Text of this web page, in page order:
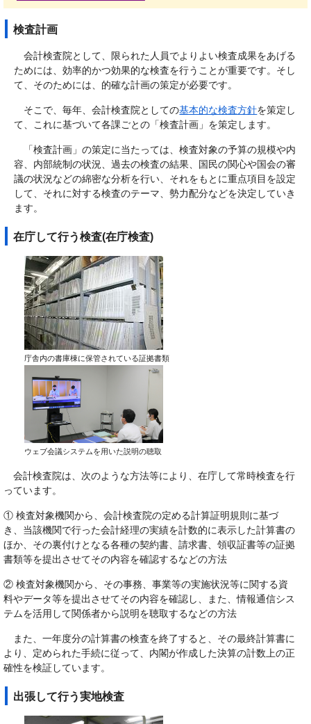
検査計画
会計検査院として、限られた人員でよりよい検査成果をあげる
ためには、効率的かつ効果的な検査を行うことが重要です。そし
て、そのためには、的確な計画の策定が必要です。
そこで、毎年、会計検査院としての基本的な検査方針を策定し
て、これに基づいて各課ごとの「検査計画」を策定します。
「検査計画」の策定に当たっては、検査対象の予算の規模や内
容、内部統制の状況、過去の検査の結果、国民の関心や国会の審
議の状況などの綿密な分析を行い、それをもとに重点項目を設定
して、それに対する検査のテーマ、勢力配分などを決定していき
ます。
在庁して行う検査(在庁検査)
庁舎内の書庫棟に保管されている証拠書類
ウェブ会議システムを用いた説明の聴取
会計検査院は、次のような方法等により、在庁して常時検査を行
っています。
① 検査対象機関から、会計検査院の定める計算証明規則に基づ
き、当該機関で行った会計経理の実績を計数的に表示した計算書の
ほか、その裏付けとなる各種の契約書、請求書、領収証書等の証拠
書類等を提出させてその内容を確認するなどの方法
② 検査対象機関から、その事務、事業等の実施状況等に関する資
料やデータ等を提出させてその内容を確認し、また、情報通信シス
テムを活用して関係者から説明を聴取するなどの方法
また、一年度分の計算書の検査を終了すると、その最終計算書に
より、定められた手続に従って、内閣が作成した決算の計数上の正
確性を検証しています。
出張して行う実地検査